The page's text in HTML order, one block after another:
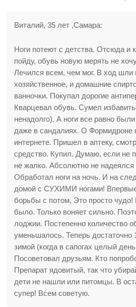
Виталий, 35 лет ,Самара:
Ноги потеют с детства. Отсюда и
пойду, обувь новую мерять не
Лечился всем, чем мог. В ход
хозяйственное, и домашние
ванночки. Покупал дорогие
Кварцевал обувь. Сумел
ненадолго). А ноги все равно
даже в сандалиях. О Формидроне
интернете. Пришел в аптеку,
средство. Купил. Думаю, если не
не жалко. Абсолютно не надеялся
Обработал ноги на ночь. И на
домой с СУХИМИ ногами!
борьбы с потом, Это просто чудо!
было. Только воняет сильно.
лоджии. Постепенно количество
уменьшалось. Теперь достаточно
зимой (когда в сапогах целый
Посоветовал друзьям. Кто
Препарат ядовитый, так что
дети не нашли или питомцы. В
супер! Всем советую.